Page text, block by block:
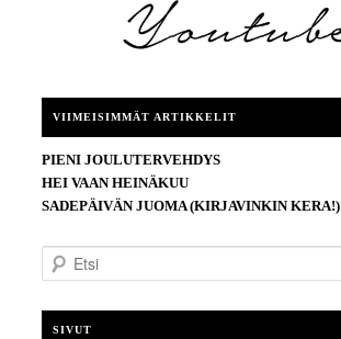
VIIMEISIMMÄT ARTIKKELIT
PIENI JOULUTERVEHDYS
HEI VAAN HEINÄKUU
SADEPÄIVÄN JUOMA (KIRJAVINKIN KERA!)
t
SIVUT